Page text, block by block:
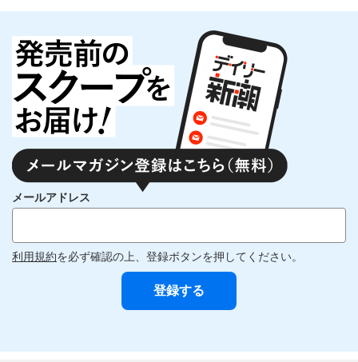
メールアドレス
利用規約を必ず確認の上、登録ボタンを押してください。